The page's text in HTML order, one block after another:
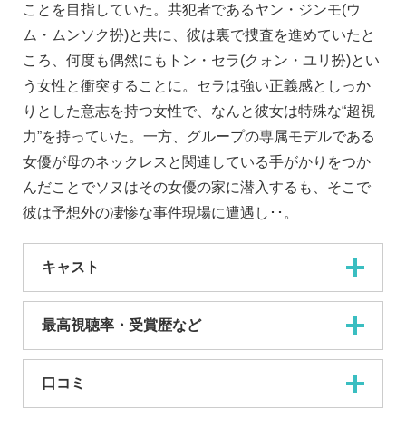
ことを目指していた。共犯者であるヤン・ジンモ(ウ
ム・ムンソク扮)と共に、彼は裏で捜査を進めていたと
ころ、何度も偶然にもトン・セラ(クォン・ユリ扮)とい
う女性と衝突することに。セラは強い正義感としっか
りとした意志を持つ女性で、なんと彼女は特殊な“超視
力”を持っていた。一方、グループの専属モデルである
女優が母のネックレスと関連している手がかりをつか
んだことでソヌはその女優の家に潜入するも、そこで
彼は予想外の凄惨な事件現場に遭遇し･･。
キャスト
最高視聴率・受賞歴など
口コミ